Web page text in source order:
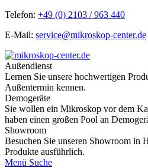
Telefon: +49 (0) 2103 / 963 440
E-Mail: service@mikroskop-center.de
Außendienst
Lernen Sie unsere hochwertigen
Außentermin kennen.
Demogeräte
Sie wollen ein Mikroskop vor dem
haben einen großen Pool an
Showroom
Besuchen Sie unseren Showroom in
Produkte ausführlich.
Menü Suche